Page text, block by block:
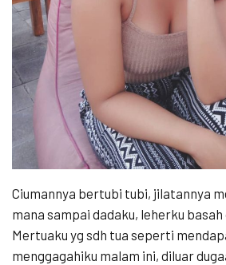
Ciumannya bertubi tubi, jilatannya
mana sampai dadaku, leherku basah
Mertuaku yg sdh tua seperti
menggagahiku malam ini, diluar